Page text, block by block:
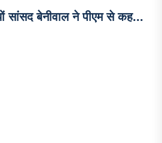
सांसद बेनीवाल ने पीएम से कह...